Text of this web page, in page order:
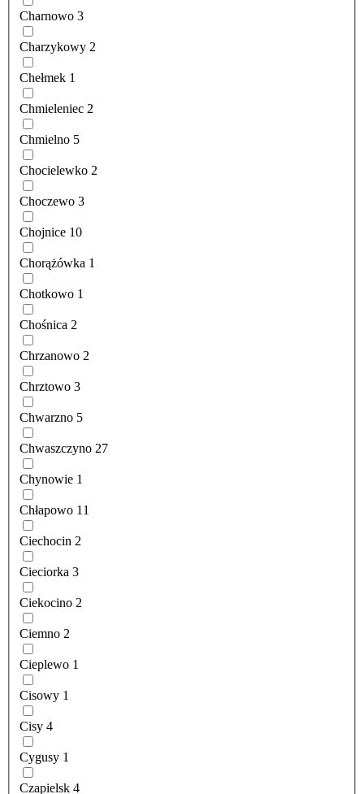
Charnowo 3
Charzykowy 2
Chełmek 1
Chmieleniec 2
Chmielno 5
Chocielewko 2
Choczewo 3
Chojnice 10
Chorążówka 1
Chotkowo 1
Chośnica 2
Chrzanowo 2
Chrztowo 3
Chwarzno 5
Chwaszczyno 27
Chynowie 1
Chłapowo 11
Ciechocin 2
Cieciorka 3
Ciekocino 2
Ciemno 2
Cieplewo 1
Cisowy 1
Cisy 4
Cygusy 1
Czapielsk 4